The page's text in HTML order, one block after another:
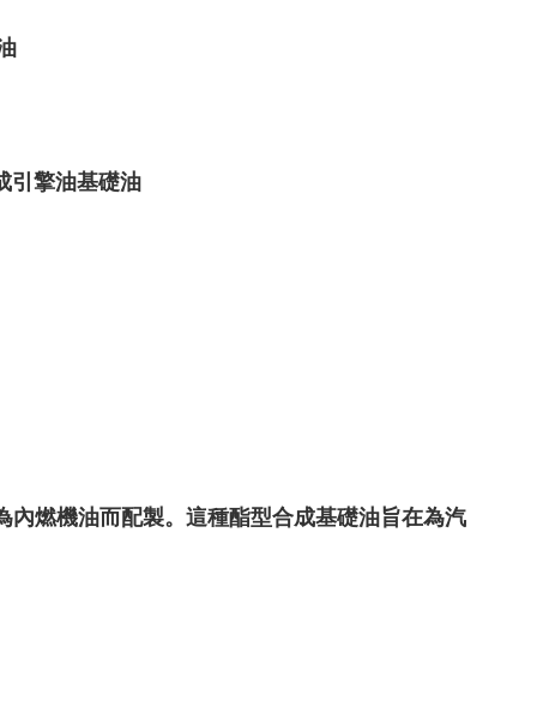
引擎油基礎油
燃機油而配製。這種酯型合成基礎油旨在為汽